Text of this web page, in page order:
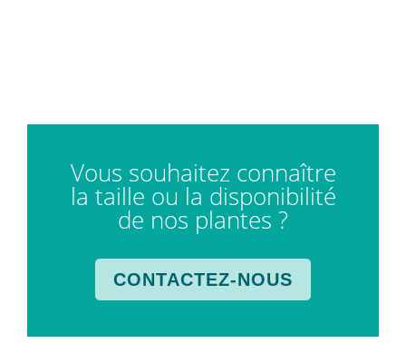
Vous souhaitez connaître
la taille ou la disponibilité
de nos plantes ?
CONTACTEZ-NOUS